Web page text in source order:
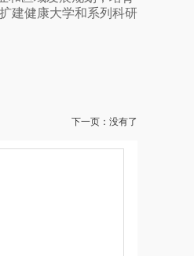
建健康大学和系列科研
下一页：没有了